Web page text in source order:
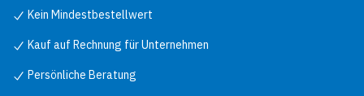
Kein Mindestbestellwert
Kauf auf Rechnung für Unternehmen
Persönliche Beratung